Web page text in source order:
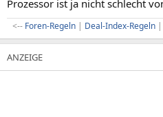
Prozessor ist ja nicht schlecht
<-- Foren-Regeln| Deal-Index-Regeln|